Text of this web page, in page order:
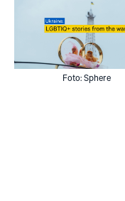
Foto: Sphere